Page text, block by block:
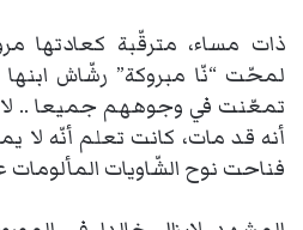
ذات مساء، مترقّبة كعادتها
لمحّت “نّا مبروكة” رشّاش
تمعّنت في وجوههم جميعا .. لا
أنه قد مات، كانت تعلم أنّه لا
فناحت نوح الشّاويات